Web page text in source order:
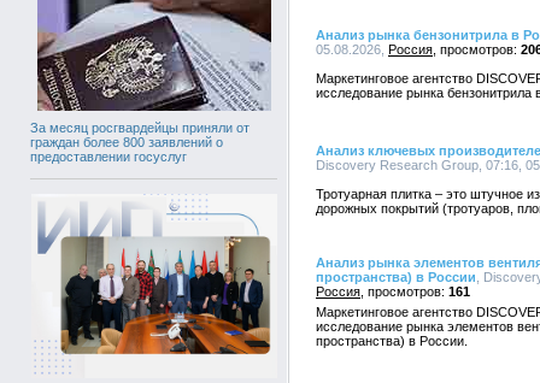
За месяц росгвардейцы приняли от
граждан более 800 заявлений о
предоставлении госуслуг
Анализ рынка бензонитрила в
05.08.2026, Россия
Маркетинговое агентство
исследование рынка бензонитрила
Анализ ключевых
Discovery Research Group, 07:16,
Тротуарная плитка – это штучное
дорожных покрытий (тротуаров,
Анализ рынка элементов
пространства) в России ,
Россия
161
Маркетинговое агентство
исследование рынка элементов
пространства) в России.